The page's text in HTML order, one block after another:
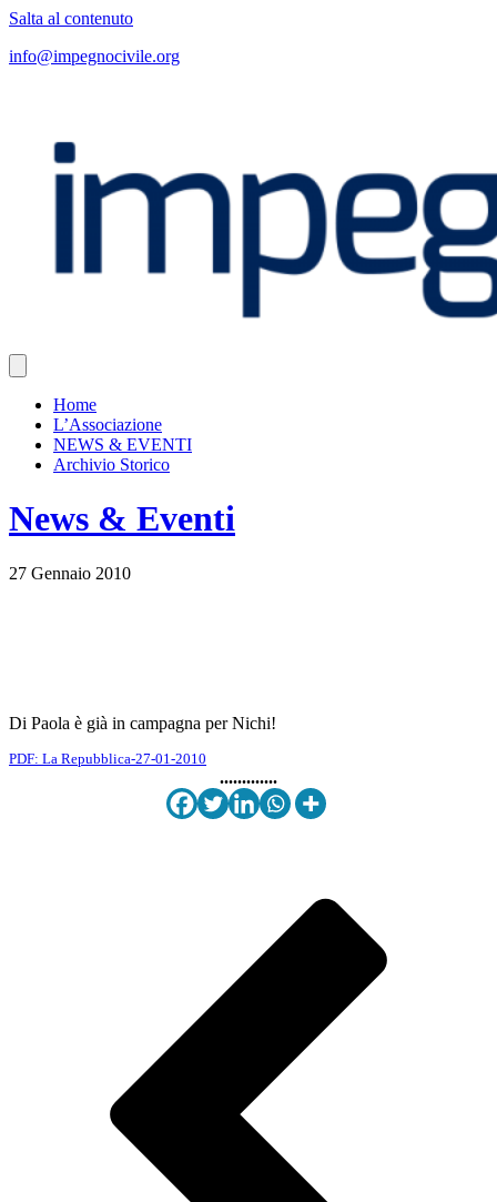
Salta al contenuto
info@impegnocivile.org
Home
L’Associazione
NEWS & EVENTI
Archivio Storico
News & Eventi
27 Gennaio 2010
Di Paola è già in campagna per Nichi!
PDF: La Repubblica-27-01-2010
.............